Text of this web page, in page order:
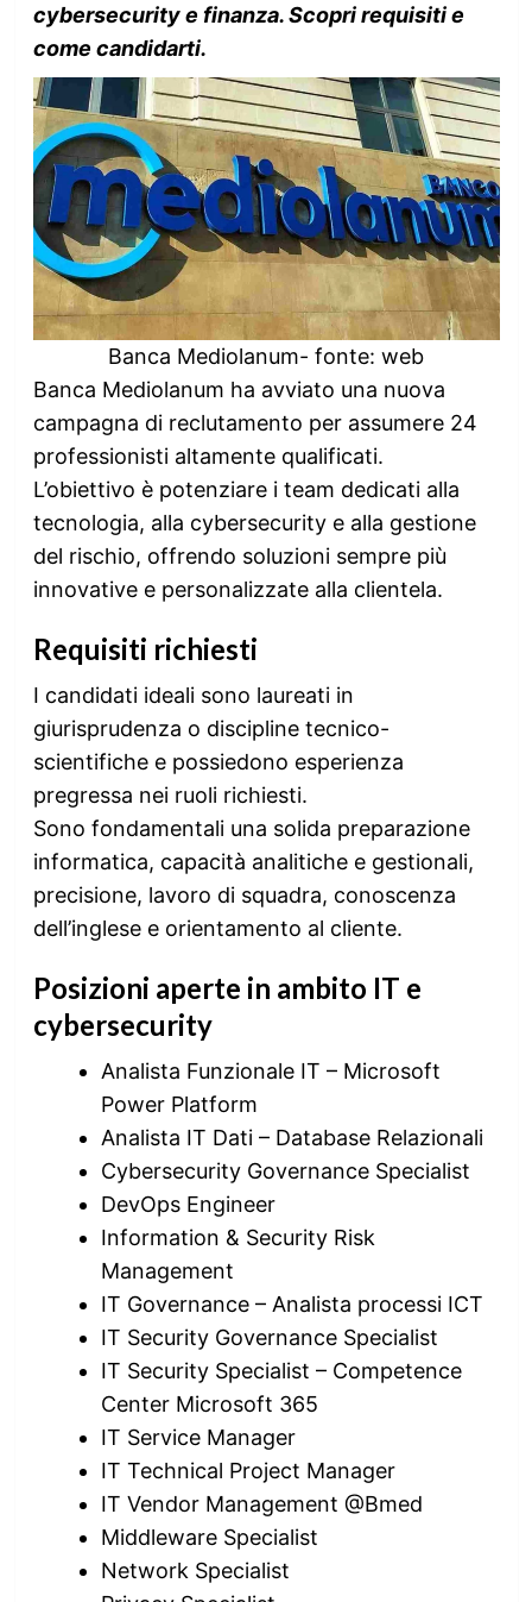
cybersecurity e finanza. Scopri requisiti e
come candidarti.
Banca Mediolanum- fonte: web
Banca Mediolanum ha avviato una nuova
campagna di reclutamento per assumere 24
professionisti altamente qualificati.
L’obiettivo è potenziare i team dedicati alla
tecnologia, alla cybersecurity e alla gestione
del rischio, offrendo soluzioni sempre più
innovative e personalizzate alla clientela.
Requisiti richiesti
I candidati ideali sono laureati in
giurisprudenza o discipline tecnico-
scientifiche e possiedono esperienza
pregressa nei ruoli richiesti.
Sono fondamentali una solida preparazione
informatica, capacità analitiche e gestionali,
precisione, lavoro di squadra, conoscenza
dell’inglese e orientamento al cliente.
Posizioni aperte in ambito IT e
cybersecurity
Analista Funzionale IT – Microsoft
Power Platform
Analista IT Dati – Database Relazionali
Cybersecurity Governance Specialist
DevOps Engineer
Information & Security Risk
Management
IT Governance – Analista processi ICT
IT Security Governance Specialist
IT Security Specialist – Competence
Center Microsoft 365
IT Service Manager
IT Technical Project Manager
IT Vendor Management @Bmed
Middleware Specialist
Network Specialist